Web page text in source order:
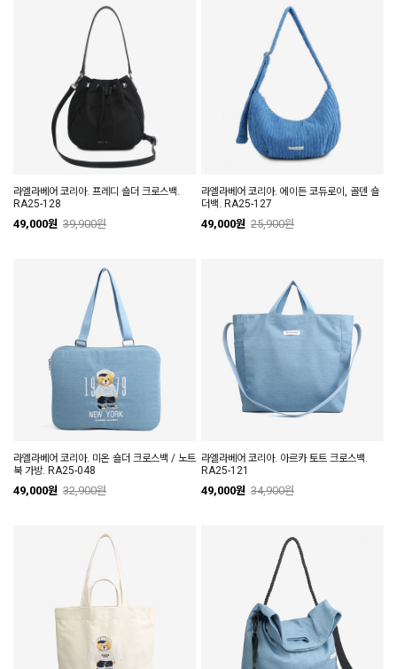
라엘라베어 코리아. 프레디 숄더 크로스백.
RA25-128
49,000원 39,900원
라엘라베어 코리아. 에이든 코듀로이, 골덴 숄
더백. RA25-127
49,000원 25,900원
라엘라베어 코리아. 미온 숄더 크로스백 / 노트
북 가방. RA25-048
49,000원 32,900원
라엘라베어 코리아. 아르카 토트 크로스백.
RA25-121
49,000원 34,900원